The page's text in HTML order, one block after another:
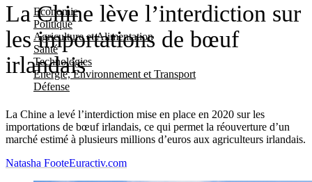
Economie
Politique
Agriculture et Alimentation
Santé
Technologies
Energie, Environnement et Transport
Défense
La Chine lève l’interdiction sur
les importations de bœuf
irlandais
La Chine a levé l’interdiction mise en place en 2020 sur les
importations de bœuf irlandais, ce qui permet la réouverture d’un
marché estimé à plusieurs millions d’euros aux agriculteurs irlandais.
Natasha FooteEuractiv.com